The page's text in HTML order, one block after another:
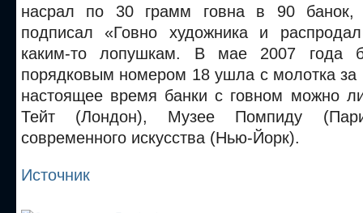
насрал по 30 грамм говна в 90 банок,
подписал «Говно художника и
каким-то лопушкам. В мае 2007 года
порядковым номером 18 ушла с молотка за
настоящее время банки с говном можно
Тейт (Лондон), Музее Помпиду
современного искусства (Нью-Йорк).
Источник